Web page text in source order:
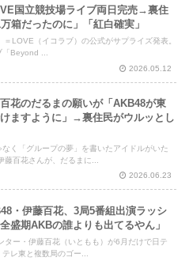
国立競技場ライブ両日完売→裏住
箱だったのに」「紅白確実」
LOVE（イコラブ）の公式がサプライズ発表。
「Beyond ...
2026.05.12
百花のだるまの願いが「AKB48が東
ますように」→裏住民がウルッとし
なく「グループの夢」を書いたアイドルがいた
百花さんが、だるまに...
2026.06.23
・伊藤百花、3局5番組出演ラッシ
盛期AKBの誰よりも出てるやん」
ター・伊藤百花（いともも）が6月だけで日テ
レ東と複数局のゴー...